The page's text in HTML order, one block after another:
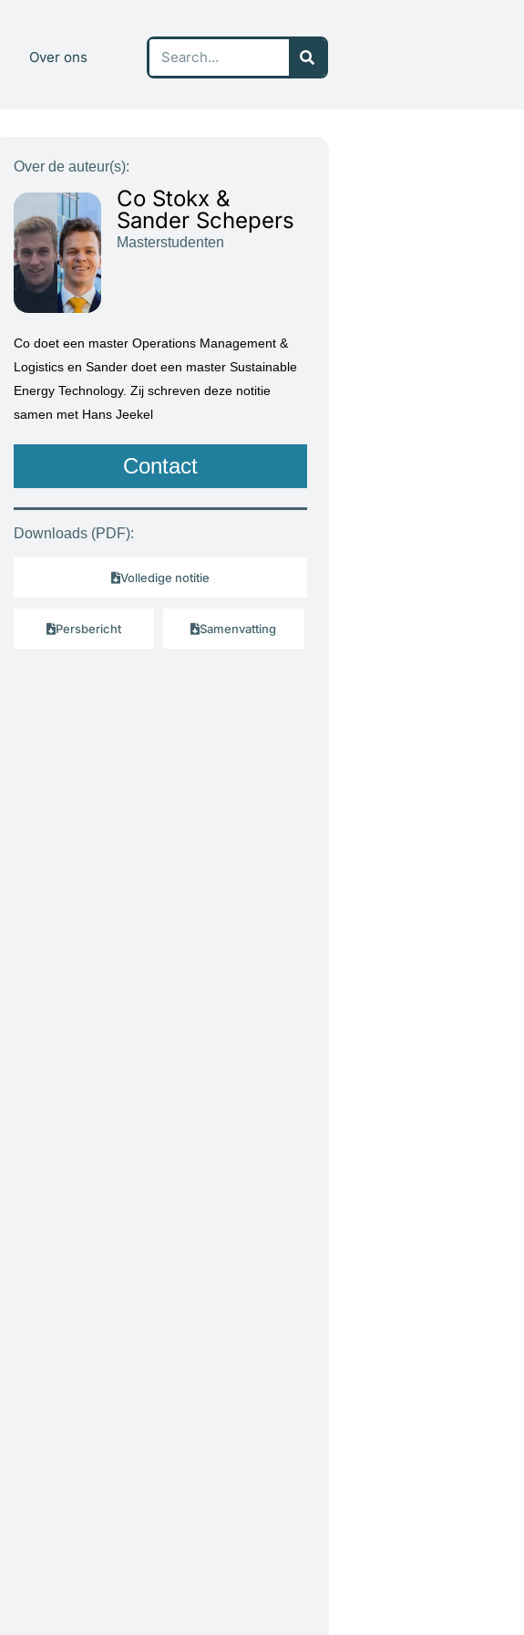
Over ons
Search
Over de auteur(s):
Co Stokx &
Sander Schepers
Masterstudenten
Co doet een master Operations Management &
Logistics en Sander doet een master Sustainable
Energy Technology. Zij schreven deze notitie
samen met Hans Jeekel
Contact
Downloads (PDF):
Volledige notitie
Persbericht Samenvatting